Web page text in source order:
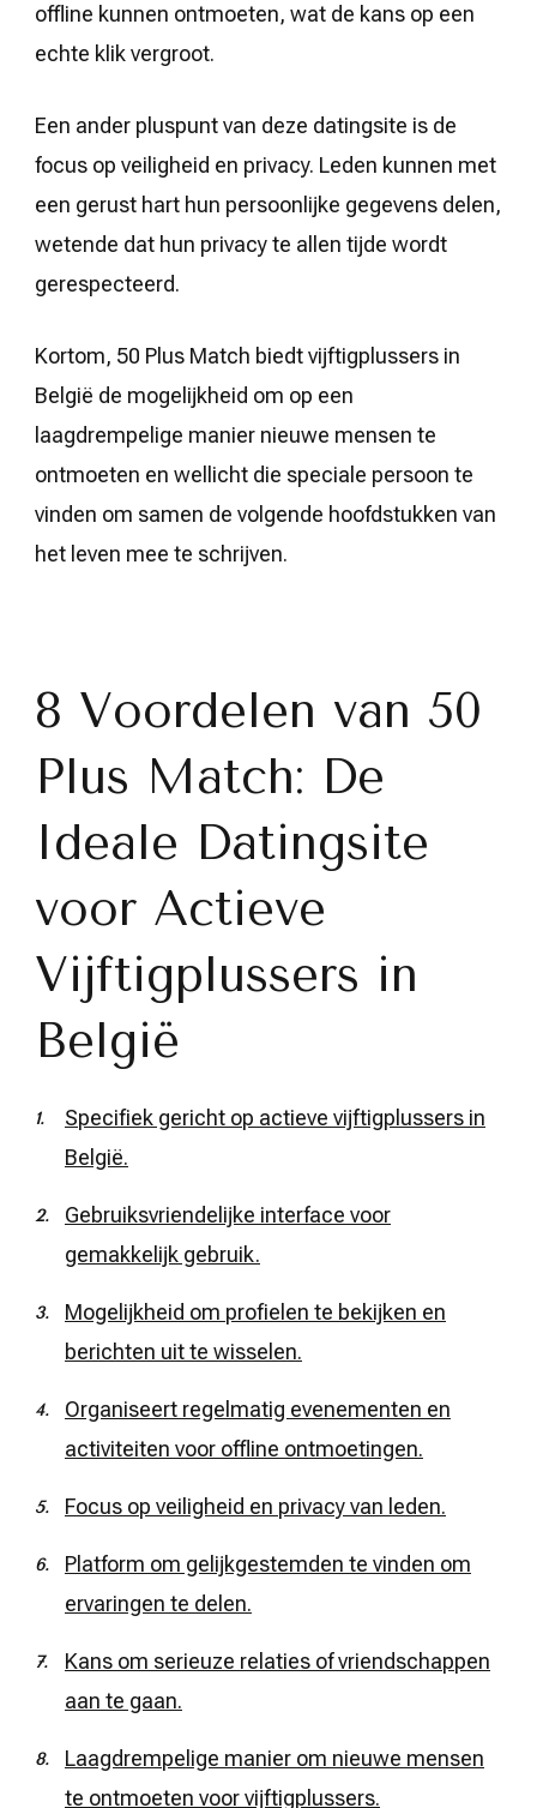
offline kunnen ontmoeten, wat de kans op een
echte klik vergroot.
Een ander pluspunt van deze datingsite is de
focus op veiligheid en privacy. Leden kunnen met
een gerust hart hun persoonlijke gegevens delen,
wetende dat hun privacy te allen tijde wordt
gerespecteerd.
Kortom, 50 Plus Match biedt vijftigplussers in
België de mogelijkheid om op een
laagdrempelige manier nieuwe mensen te
ontmoeten en wellicht die speciale persoon te
vinden om samen de volgende hoofdstukken van
het leven mee te schrijven.
8 Voordelen van 50
Plus Match: De
Ideale Datingsite
voor Actieve
Vijftigplussers in
België
Specifiek gericht op actieve vijftigplussers in
België.
Gebruiksvriendelijke interface voor
gemakkelijk gebruik.
Mogelijkheid om profielen te bekijken en
berichten uit te wisselen.
Organiseert regelmatig evenementen en
activiteiten voor offline ontmoetingen.
Focus op veiligheid en privacy van leden.
Platform om gelijkgestemden te vinden om
ervaringen te delen.
Kans om serieuze relaties of vriendschappen
aan te gaan.
Laagdrempelige manier om nieuwe mensen
te ontmoeten voor vijftigplussers.